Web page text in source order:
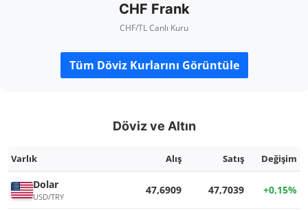
CHF Frank
CHF/TL Canlı Kuru
Tüm Döviz Kurlarını Görüntüle
Döviz ve Altın
Varlık Alış Satış Değişim
Dolar
USD/TRY
47,6909 47,7039 +0,15%